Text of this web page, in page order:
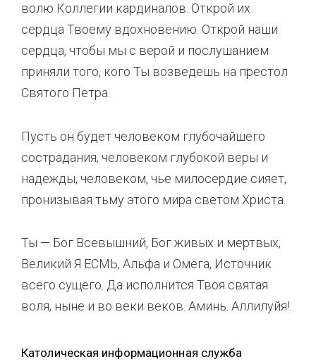
волю Коллегии кардиналов. Открой их
сердца Твоему вдохновению. Открой наши
сердца, чтобы мы с верой и послушанием
приняли того, кого Ты возведешь на престол
Святого Петра.
Пусть он будет человеком глубочайшего
сострадания, человеком глубокой веры и
надежды, человеком, чье милосердие сияет,
пронизывая тьму этого мира светом Христа.
Ты — Бог Всевышний, Бог живых и мертвых,
Великий Я ЕСМЬ, Альфа и Омега, Источник
всего сущего. Да исполнится Твоя святая
воля, ныне и во веки веков. Аминь. Аллилуйя!
Католическая информационная служба